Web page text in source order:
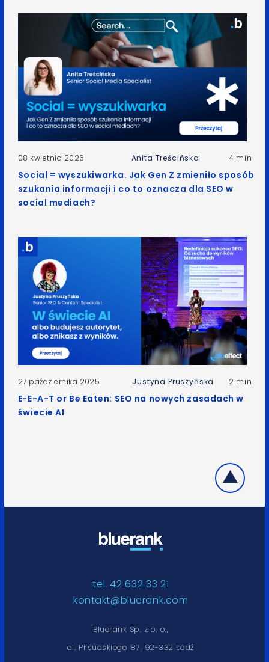
08 kwietnia 2026 Anita Treścińska 4 min
Social = wyszukiwarka. Jak Gen Z zmieniło sposób
szukania informacji i co to oznacza dla SEO w
social mediach?
27 października 2025 Justyna Pruszyńska 2 min
E-E-A-T or Be Eaten: SEO na nowych zasadach w
świecie AI
tel. 42 632 33 21
kontakt@bluerank.com
Bluerank Sp. z o. o.,
al. Piłsudskiego 87, 92-332 Łódź